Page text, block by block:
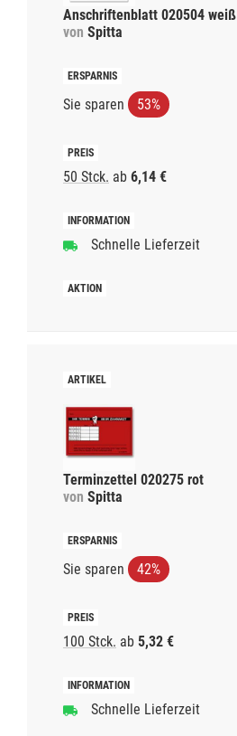
Anschriftenblatt 020504 weiß
von Spitta
Sie sparen 53%
50 Stck. ab 6,14 €
Schnelle Lieferzeit
Terminzettel 020275 rot
von Spitta
Sie sparen 42%
100 Stck. ab 5,32 €
Schnelle Lieferzeit